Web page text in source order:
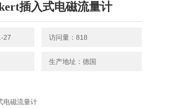
插入式电磁流量计
27 访问量：818
生产地址：德国
电磁流量计